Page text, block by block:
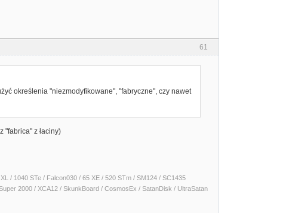
61
określenia "niezmodyfikowane", "fabryczne", czy nawet
"fabrica" z łaciny)
/ 1040 STe / Falcon030 / 65 XE / 520 STm / SM124 / SC1435
2000 / XCA12 / SkunkBoard / CosmosEx / SatanDisk / UltraSatan